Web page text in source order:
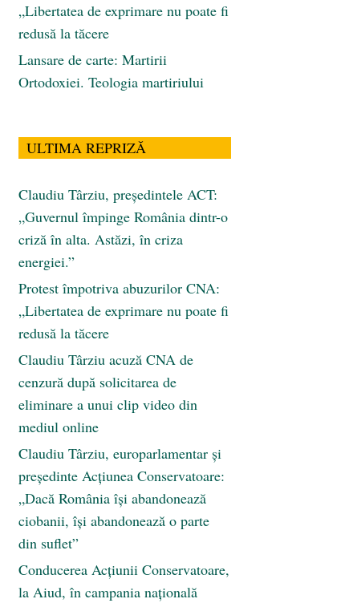
„Libertatea de exprimare nu poate fi
redusă la tăcere
Lansare de carte: Martirii
Ortodoxiei. Teologia martiriului
ULTIMA REPRIZĂ
Claudiu Târziu, președintele ACT:
„Guvernul împinge România dintr-o
criză în alta. Astăzi, în criza
energiei.”
Protest împotriva abuzurilor CNA:
„Libertatea de exprimare nu poate fi
redusă la tăcere
Claudiu Târziu acuză CNA de
cenzură după solicitarea de
eliminare a unui clip video din
mediul online
Claudiu Târziu, europarlamentar și
președinte Acțiunea Conservatoare:
„Dacă România își abandonează
ciobanii, își abandonează o parte
din suflet”
Conducerea Acțiunii Conservatoare,
la Aiud, în campania națională